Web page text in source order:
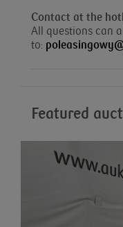
Contact at the
All questions can
to:
Featured